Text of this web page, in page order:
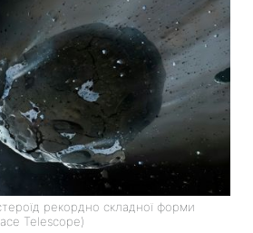
рекордно складної форми
Telescope)